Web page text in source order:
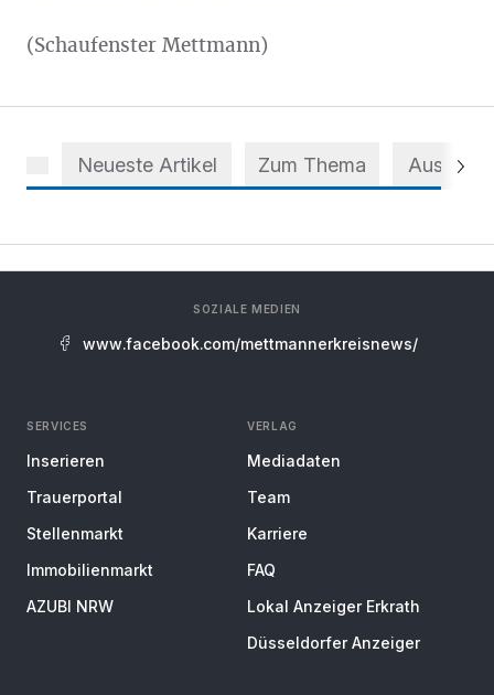
(Schaufenster Mettmann)
Neueste Artikel Zum Thema Aus dem
SOZIALE MEDIEN
www.facebook.com/mettmannerkreisnews/
SERVICES
Inserieren
Trauerportal
Stellenmarkt
Immobilienmarkt
AZUBI NRW
VERLAG
Mediadaten
Team
Karriere
FAQ
Lokal Anzeiger Erkrath
Düsseldorfer Anzeiger